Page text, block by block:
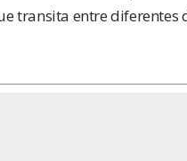
transita entre diferentes